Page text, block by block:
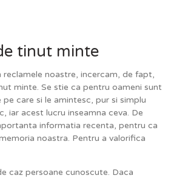
tinut minte
reclamele noastre, incercam, de fapt,
minte. Se stie ca pentru oameni sunt
care si le amintesc, pur si simplu
iar acest lucru inseamna ceva. De
informatia recenta, pentru ca
noastra. Pentru a valorifica
caz persoane cunoscute. Daca